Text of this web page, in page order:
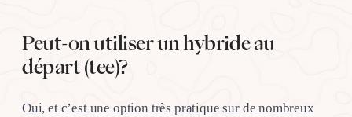
Peut-on utiliser un hybride au
départ (tee)?
Oui, et c’est une option très pratique sur de nombreux